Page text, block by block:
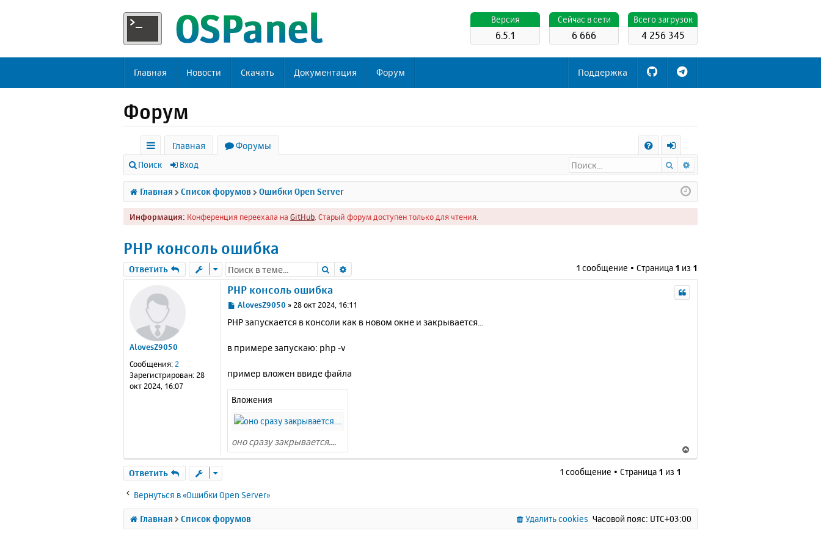
Всего загрузок
4 256 345
Cейчас в сети
6 666
Версия
6.5.1
Главная Новости Скачать Документация Форум Поддержка
Форум
с
ы
л
к
и
Главная
Форумы
Q
х
о
д
Поиск Вход Поиск
Главная Список форумов Ошибки Open Server
Информация: Конференция переехала на GitHub . Старый форум доступен только для чтения.
PHP консоль ошибка
Ответить Поиск 1 сообщение • Страница 1 из 1
AlovesZ9050
Сообщения: 2
Зарегистрирован: 28
окт 2024, 16:07
PHP консоль ошибка
С
о
щ
н
е
AlovesZ9050 » 28 окт 2024, 16:11
РНР запускается в консоли как в новом окне и закрывается...
в примере запускаю: php -v
пример вложен ввиде файла
Вложения
оно сразу закрывается....
е
т
с
Ответить 1 сообщение • Страница 1 из 1
Вернуться в «Ошибки Open Server»
Главная Список форумов Часовой пояс: UTC+03:00
Удалить cookies